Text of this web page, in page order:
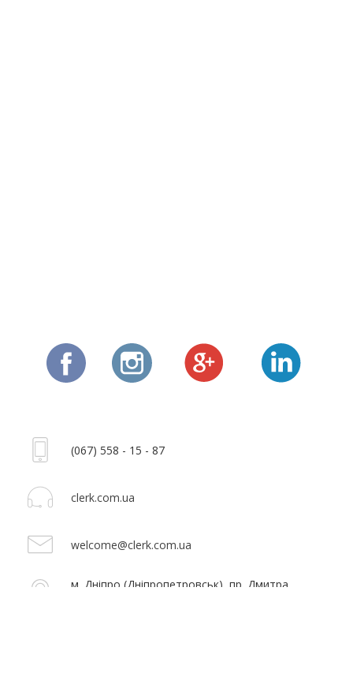
(067) 558 - 15 - 87
clerk.com.ua
welcome@clerk.com.ua
м. Дніпро (Дніпропетровськ), пр. Дмитра